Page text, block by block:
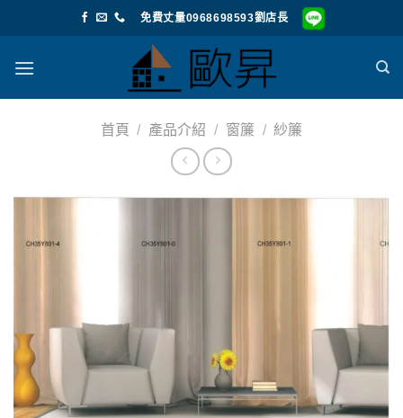
to
免費丈量0968698593劉店長
首頁 / 產品介紹 / 窗簾 / 紗簾